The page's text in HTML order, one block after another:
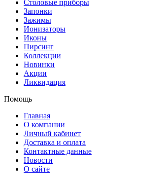
Столовые приборы
Запонки
Зажимы
Ионизаторы
Иконы
Пирсинг
Коллекции
Новинки
Акции
Ликвидация
Помощь
Главная
О компании
Личный кабинет
Доставка и оплата
Контактные данные
Новости
О сайте